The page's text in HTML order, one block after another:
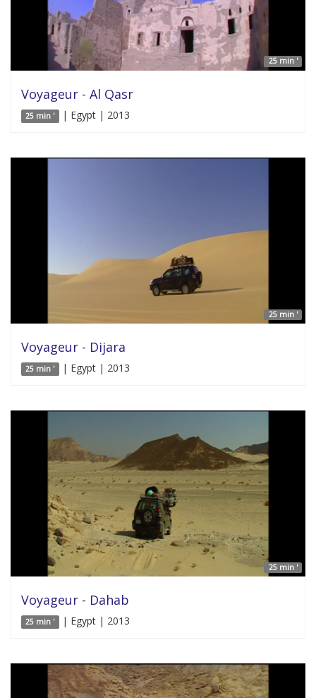
25 min '
Voyageur - Al Qasr
25 min ' | Egypt | 2013
25 min '
Voyageur - Dijara
25 min ' | Egypt | 2013
25 min '
Voyageur - Dahab
25 min ' | Egypt | 2013